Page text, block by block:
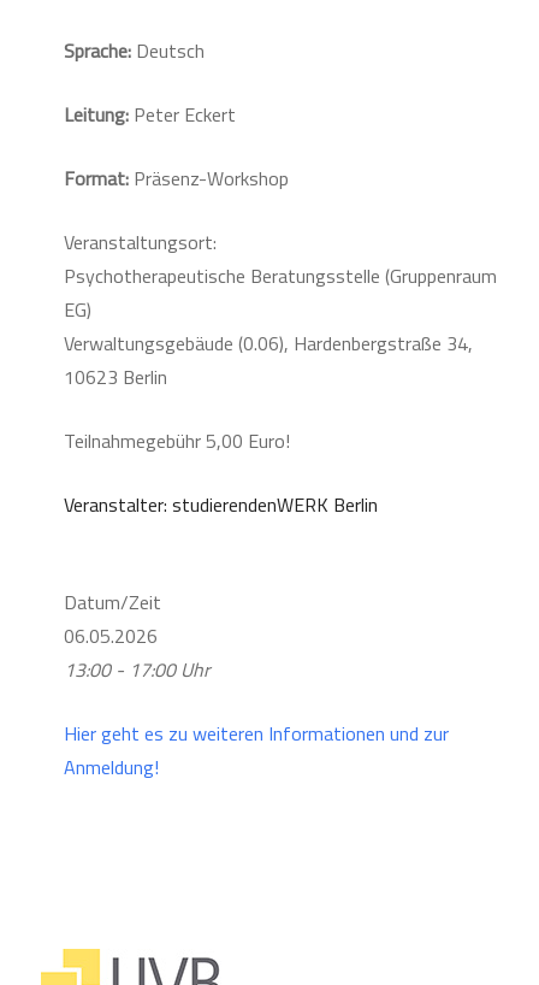
Sprache:Deutsch
Leitung:Peter Eckert
Format:Präsenz-Workshop
Veranstaltungsort:
Psychotherapeutische Beratungsstelle (Gruppenraum
EG)
Verwaltungsgebäude (0.06), Hardenbergstraße 34,
10623 Berlin
Teilnahmegebühr 5,00 Euro!
Veranstalter: studierendenWERK Berlin
Datum/Zeit
06.05.2026
13:00 - 17:00 Uhr
Hier geht es zu weiteren Informationen und zur
Anmeldung!